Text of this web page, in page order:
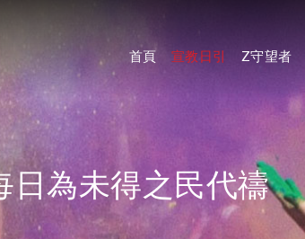
首頁 宣教日引 Z守望者
日為未得之民代禱